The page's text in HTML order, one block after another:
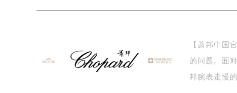
绍兴市越城区胜利东路379号世茂天际
嘉兴市南湖区广益路705号嘉兴世界贸
南昌市红谷滩新区红谷中大道998号绿
【萧邦中国
的问题。面
邦腕表走慢